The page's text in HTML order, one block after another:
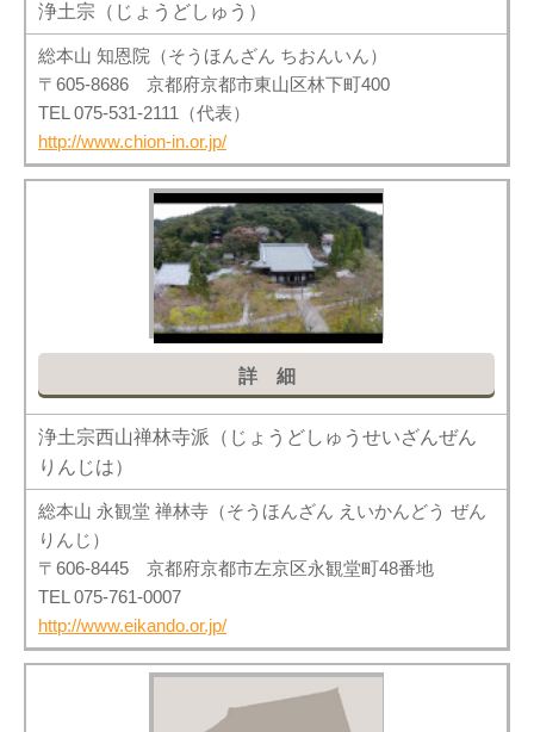
浄土宗（じょうどしゅう）
総本山 知恩院（そうほんざん ちおんいん）
〒605-8686 京都府京都市東山区林下町400
TEL 075-531-2111（代表）
http://www.chion-in.or.jp/
詳細
浄土宗西山禅林寺派（じょうどしゅうせいざんぜん
りんじは）
総本山 永観堂 禅林寺（そうほんざん えいかんどう ぜん
りんじ）
〒606-8445 京都府京都市左京区永観堂町48番地
TEL 075-761-0007
http://www.eikando.or.jp/